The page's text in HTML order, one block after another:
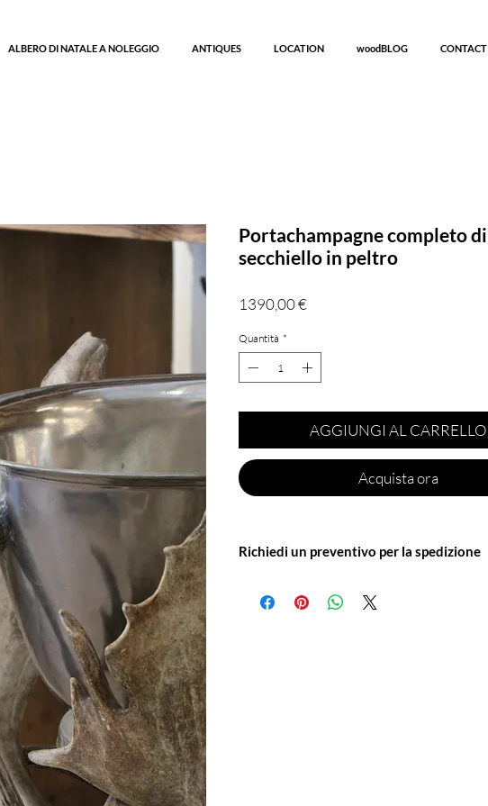
ALBERO DI NATALE A NOLEGGIO ANTIQUES LOCATION woodBLOG CONTACT
Portachampagne completo di
secchiello in peltro
1390,00 €Prezzo
Quantità *
AGGIUNGI AL CARRELLO
Acquista ora
Richiedi un preventivo per la spedizione
spedizione o per avere maggiori informazioni.